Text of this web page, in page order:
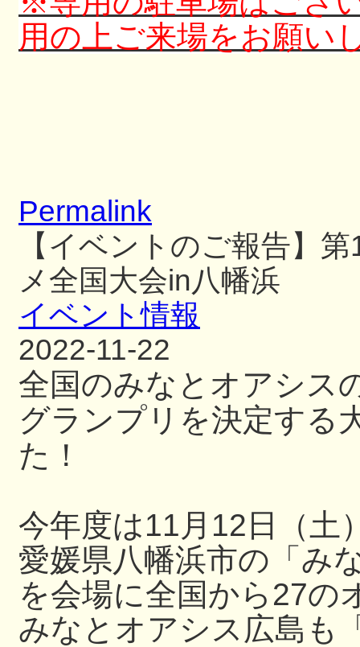
用の上ご来場をお願い
Permalink
【イベントのご報告】
メ全国大会in八幡浜
イベント情報
2022-11-22
全国のみなとオアシス
グランプリを決定する
た！
今年度は11月12日（土
愛媛県八幡浜市の「み
を会場に全国から27の
みなとオアシス広島も